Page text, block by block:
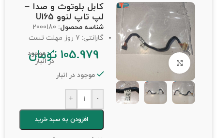
برای بزرگنمایی کلیک کنید
کابل بلوتوث و صدا –
لپ تاپ لنوو U165
شناسه محصول: 2000180
گارانتی: 7 روز مهلت تست
105.979 تومان
موجود
در انبار
موجود در انبار
-
+
افزودن به سبد خرید